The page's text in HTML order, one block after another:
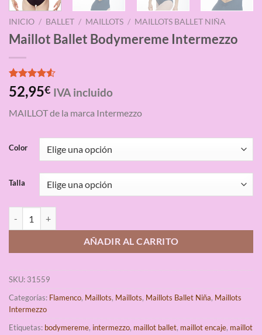
INICIO / BALLET / MAILLOTS / MAILLOTS BALLET NIÑA
Maillot Ballet Bodymereme Intermezzo
Valorado
con4.50
base a
4
52,95€ IVA incluido
MAILLOT de la marca Intermezzo
Color
Talla
AÑADIR AL CARRITO
SKU: 31559
Categorías: Flamenco, Maillots, Maillots, Maillots Ballet Niña, Maillots
Intermezzo
Etiquetas: bodymereme, intermezzo, maillot ballet, maillot encaje, maillot